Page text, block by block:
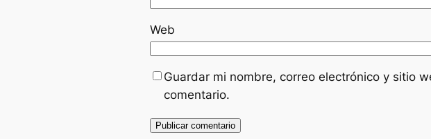
Web
Guardar mi nombre, correo electrónico y sitio
comentario.